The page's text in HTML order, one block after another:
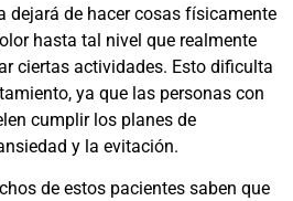
dejará de hacer cosas físicamente
hasta tal nivel que realmente
ciertas actividades. Esto dificulta
ya que las personas con
cumplir los planes de
y la evitación.
de estos pacientes saben que